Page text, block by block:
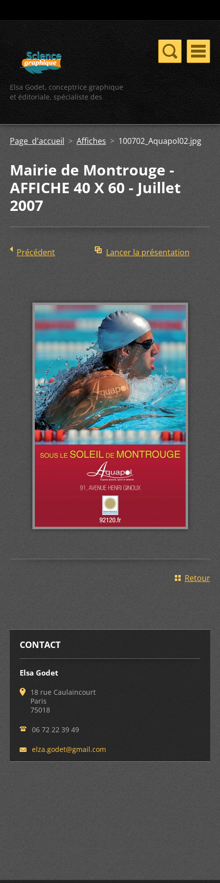
Elsa Godet, conceptrice graphique
et éditoriale, spécialiste des
Page d'accueil > Affiches > 100702_Aquapol02.jpg
Mairie de Montrouge -
AFFICHE 40 X 60 - Juillet
2007
Précédent Lancer la présentation
Retour
CONTACT
Elsa Godet
18 rue Caulaincourt
Paris
75018
06 72 22 39 49
elza.godet@gmail.com